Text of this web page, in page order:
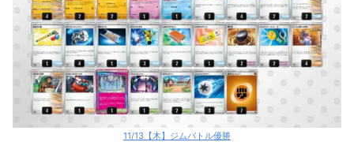
11/13【木】ジムバトル優勝